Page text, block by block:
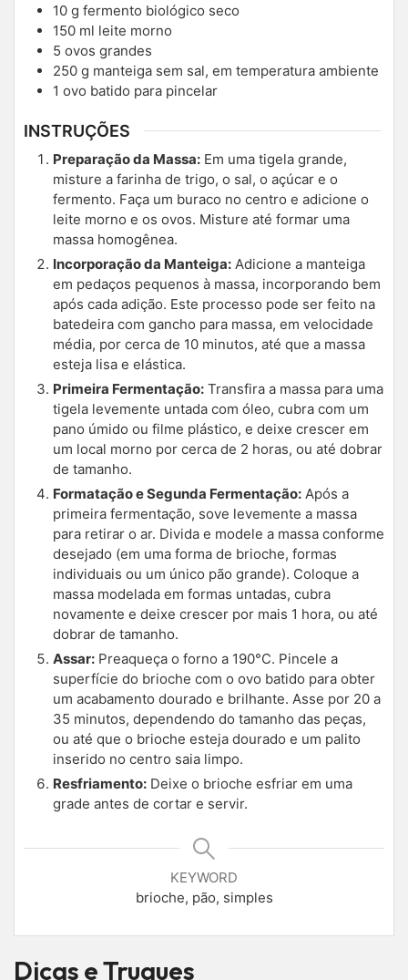
10 g fermento biológico seco
150 ml leite morno
5 ovos grandes
250 g manteiga sem sal, em temperatura ambiente
1 ovo batido para pincelar
INSTRUÇÕES
Preparação da Massa: Em uma tigela grande,
misture a farinha de trigo, o sal, o açúcar e o
fermento. Faça um buraco no centro e adicione o
leite morno e os ovos. Misture até formar uma
massa homogênea.
Incorporação da Manteiga: Adicione a manteiga
em pedaços pequenos à massa, incorporando bem
após cada adição. Este processo pode ser feito na
batedeira com gancho para massa, em velocidade
média, por cerca de 10 minutos, até que a massa
esteja lisa e elástica.
Primeira Fermentação: Transfira a massa para uma
tigela levemente untada com óleo, cubra com um
pano úmido ou filme plástico, e deixe crescer em
um local morno por cerca de 2 horas, ou até dobrar
de tamanho.
Formatação e Segunda Fermentação: Após a
primeira fermentação, sove levemente a massa
para retirar o ar. Divida e modele a massa conforme
desejado (em uma forma de brioche, formas
individuais ou um único pão grande). Coloque a
massa modelada em formas untadas, cubra
novamente e deixe crescer por mais 1 hora, ou até
dobrar de tamanho.
Assar: Preaqueça o forno a 190°C. Pincele a
superfície do brioche com o ovo batido para obter
um acabamento dourado e brilhante. Asse por 20 a
35 minutos, dependendo do tamanho das peças,
ou até que o brioche esteja dourado e um palito
inserido no centro saia limpo.
Resfriamento: Deixe o brioche esfriar em uma
grade antes de cortar e servir.
KEYWORD
brioche, pão, simples
Dicas e Truques